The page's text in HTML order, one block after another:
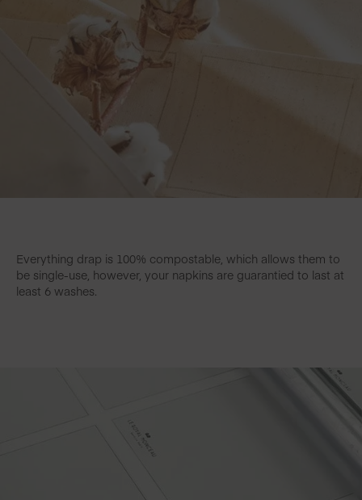
Everything drap is 100% compostable, which allows them to
be single-use, however, your napkins are guarantied to last at
least 6 washes.